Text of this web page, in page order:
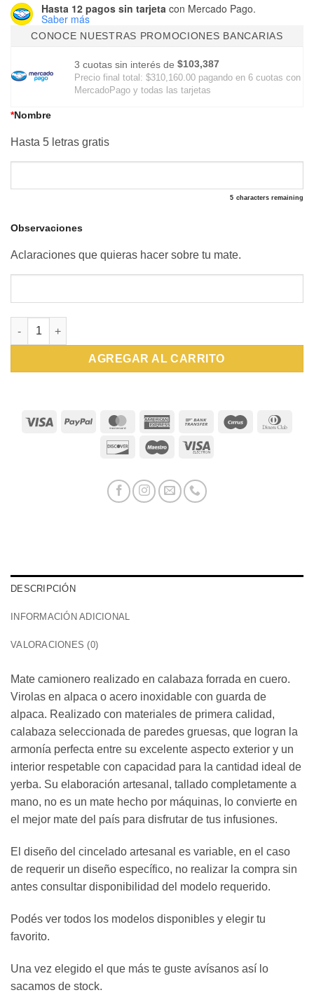
Hasta 12 pagos sin tarjeta con Mercado Pago.
Saber más
CONOCE NUESTRAS PROMOCIONES BANCARIAS
3 cuotas sin interés de $103,387
Precio final total: $310,160.00 pagando en 6 cuotas con
MercadoPago y todas las tarjetas
*Nombre
Hasta 5 letras gratis
5 characters remaining
Observaciones
Aclaraciones que quieras hacer sobre tu mate.
Mate Camionero de Calabaza Forrado en Cuero con Guarda
AGREGAR AL CARRITO
Visa PayPal MasterCardAmerican Bank
Cirrus
Discover MaestroVisa
DESCRIPCIÓN
INFORMACIÓN ADICIONAL
VALORACIONES (0)
Mate camionero realizado en calabaza forrada en cuero.
Virolas en alpaca o acero inoxidable con guarda de
alpaca. Realizado con materiales de primera calidad,
calabaza seleccionada de paredes gruesas, que logran la
armonía perfecta entre su excelente aspecto exterior y un
interior respetable con capacidad para la cantidad ideal de
yerba. Su elaboración artesanal, tallado completamente a
mano, no es un mate hecho por máquinas, lo convierte en
el mejor mate del país para disfrutar de tus infusiones.
El diseño del cincelado artesanal es variable, en el caso
de requerir un diseño específico, no realizar la compra sin
antes consultar disponibilidad del modelo requerido.
Podés ver todos los modelos disponibles y elegir tu
favorito.
Una vez elegido el que más te guste avísanos así lo
sacamos de stock.